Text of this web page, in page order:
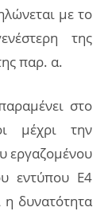
με το
της
παρ. α.
στο
μέχρι την
εργαζομένου
εντύπου Ε4
η δυνατότητα